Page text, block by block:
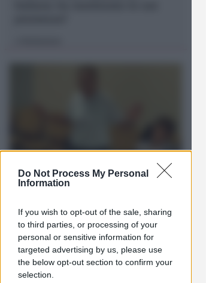
Do Not Process My Personal
Information
If you wish to opt-out of the sale, sharing
to third parties, or processing of your
personal or sensitive information for
targeted advertising by us, please use
the below opt-out section to confirm your
selection.
NO A PISCINE E TERRAZZE
urbanizzare la spiaggia
diRedazione